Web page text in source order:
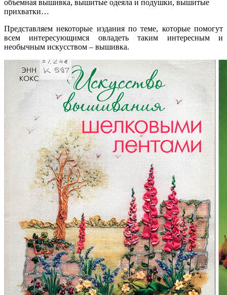
объемная вышивка, вышитые одеяла и подушки, вышитые
прихватки…
Представляем некоторые издания по теме, которые помогут
всем интересующимся овладеть таким интересным и
необычным искусством – вышивка.